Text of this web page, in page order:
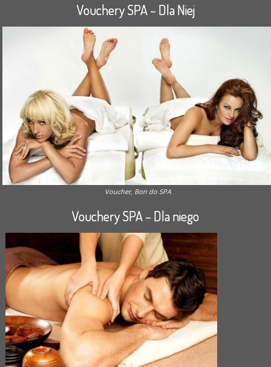
Vouchery SPA – Dla Niej
Voucher, Bon do SPA
Vouchery SPA – Dla niego